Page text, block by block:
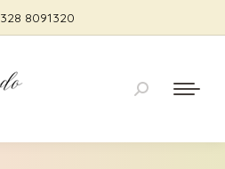
328 8091320
Cerca: